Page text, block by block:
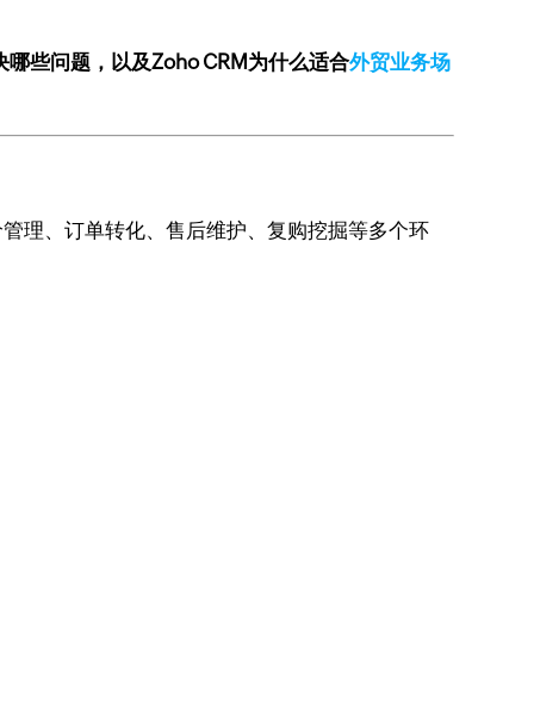
些问题，以及Zoho CRM为什么适合外贸业务场
理、订单转化、售后维护、复购挖掘等多个环